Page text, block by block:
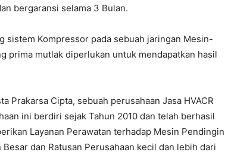
bergaransi selama 3 Bulan.
sistem Kompressor pada sebuah jaringan Mesin-
prima mutlak diperlukan untuk mendapatkan hasil
Prakarsa Cipta, sebuah perusahaan Jasa HVACR
ini berdiri sejak Tahun 2010 dan telah berhasil
Layanan Perawatan terhadap Mesin Pendingin
dan Ratusan Perusahaan kecil dan lebih dari